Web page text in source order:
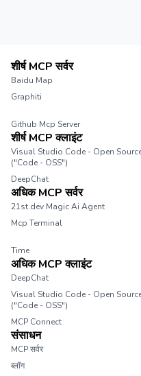
शीर्ष MCP सर्वर
Baidu Map
Graphiti
Github Mcp Server
शीर्ष MCP क्लाइंट
Visual Studio Code - Open
("Code - OSS")
DeepChat
अधिक MCP सर्वर
21st.dev Magic Ai Agent
Mcp Terminal
Time
अधिक MCP क्लाइंट
DeepChat
Visual Studio Code - Open
("Code - OSS")
MCP Connect
संसाधन
MCP सर्वर
ब्लॉग